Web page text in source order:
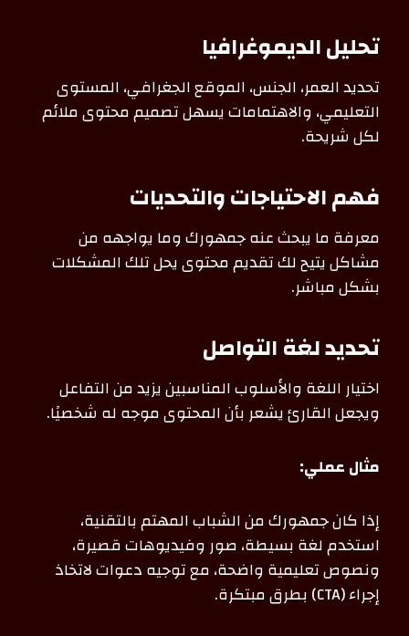
تحليل الديموغرافيا
تحديد العمر، الجنس، الموقع الجغرافي، المستوى
التعليمي، والاهتمامات يسهل تصميم محتوى ملائم
لكل شريحة.
فهم الاحتياجات والتحديات
معرفة ما يبحث عنه جمهورك وما يواجهه من
مشاكل يتيح لك تقديم محتوى يحل تلك المشكلات
بشكل مباشر.
تحديد لغة التواصل
اختيار اللغة والأسلوب المناسبين يزيد من التفاعل
ويجعل القارئ يشعر بأن المحتوى موجه له شخصيًا.
مثال عملي:
إذا كان جمهورك من الشباب المهتم بالتقنية،
استخدم لغة بسيطة، صور وفيديوهات قصيرة،
ونصوص تعليمية واضحة، مع توجيه دعوات لاتخاذ
إجراء (CTA) بطرق مبتكرة.